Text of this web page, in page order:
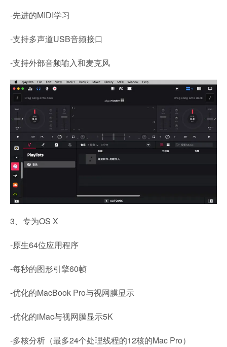
-先进的MIDI学习
-支持多声道USB音频接口
-支持外部音频输入和麦克风
3、专为OS X
-原生64位应用程序
-每秒的图形引擎60帧
-优化的MacBook Pro与视网膜显示
-优化的iMac与视网膜显示5K
-多核分析（最多24个处理线程的12核的Mac Pro）